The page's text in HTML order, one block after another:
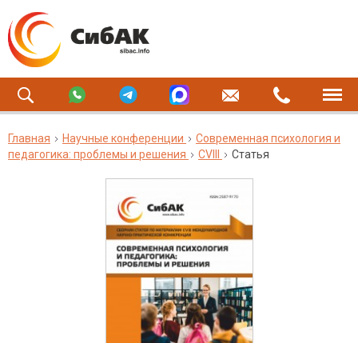
Главная Научные конференции
Современная психология и
педагогика: проблемы и решения
CVIII Статья